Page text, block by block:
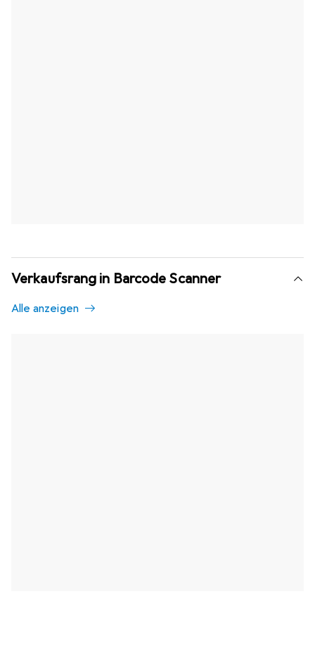
Verkaufsrang in Barcode Scanner
Alle anzeigen